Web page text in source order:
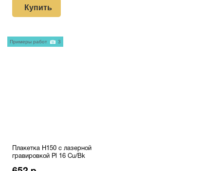
Купить
Плакетка H150 с лазерной
гравировкой Pl 16 Cu/Bk
Примеры работ 3